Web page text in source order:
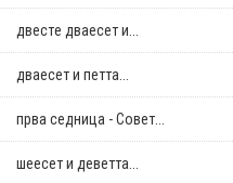
двестe дваесет и...
дваесет и петта...
прва седница - Совет...
шеесет и деветта...